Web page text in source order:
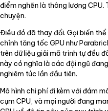
điểm nghẽn là thông lượng
chuyện.
Điều đó đã thay đổi. Gọi biến
chỉnh tăng tốc GPU như
trên dữ liệu giải mã trình tự đều
này có nghĩa là các đội ngũ
nghiêm túc lần đầu tiên.
Mô hình chi phí đi kèm với đám
cụm CPU, và mọi người đang